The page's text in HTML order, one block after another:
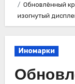
Обновлённый
изогнутый
Иномарки